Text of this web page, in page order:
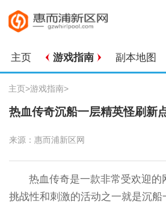
主页 游戏指南 副本地图
主页>游戏指南>
热血传奇沉船一层精英怪刷新
来源：惠而浦新区网
热血传奇是一款非常受欢迎的
挑战性和刺激的活动之一就是沉船